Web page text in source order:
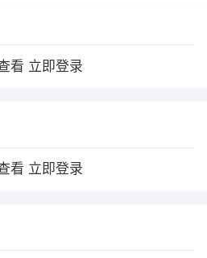
看 立即登录
看 立即登录